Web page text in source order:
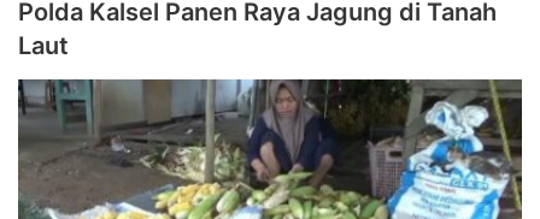
Polda Kalsel Panen Raya Jagung di Tanah
Laut